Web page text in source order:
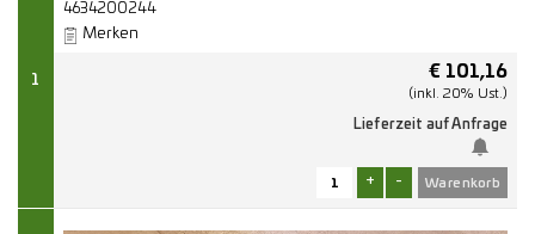
1
4634200244
Merken
€ 101,16
(inkl. 20% Ust.)
Lieferzeit auf Anfrage
+ -